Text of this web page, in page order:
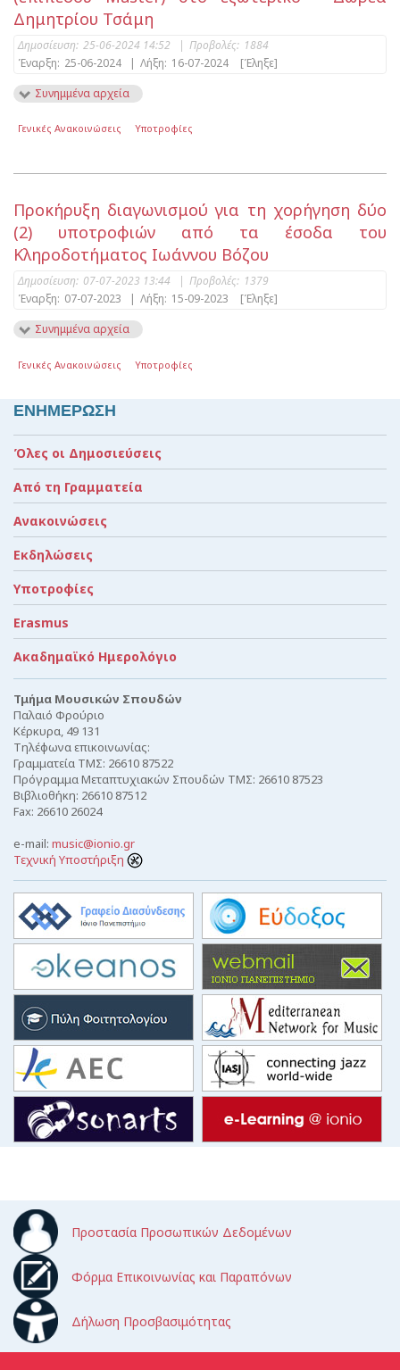
Δημητρίου Τσάμη
Δημοσίευση: 25-06-2024 14:52 | Προβολές: 1884
Έναρξη: 25-06-2024 | Λήξη: 16-07-2024
[Έληξε]
Συνημμένα αρχεία
Γενικές Ανακοινώσεις Υποτροφίες
Προκήρυξη διαγωνισμού για τη χορήγηση δύο
(2) υποτροφιών από τα έσοδα του
Κληροδοτήματος Ιωάννου Βόζου
Δημοσίευση: 07-07-2023 13:44 Προβολές: 1379
Έναρξη: 07-07-2023 Λήξη: 15-09-2023
[Έληξε]
Συνημμένα αρχεία
Γενικές Ανακοινώσεις Υποτροφίες
ΕΝΗΜΕΡΩΣΗ
Όλες οι Δημοσιεύσεις
Από τη Γραμματεία
Ανακοινώσεις
Εκδηλώσεις
Υποτροφίες
Erasmus
Ακαδημαϊκό Ημερολόγιο
Τμήμα Μουσικών Σπουδών
Παλαιό Φρούριο
Κέρκυρα, 49 131
Τηλέφωνα επικοινωνίας:
Γραμματεία ΤΜΣ: 26610 87522
Πρόγραμμα Μεταπτυχιακών Σπουδών ΤΜΣ: 26610 87523
Βιβλιοθήκη: 26610 87512
Fax: 26610 26024
e-mail: music@ionio.gr
Τεχνική Υποστήριξη
Προστασία Προσωπικών Δεδομένων
Φόρμα Επικοινωνίας και Παραπόνων
Δήλωση Προσβασιμότητας